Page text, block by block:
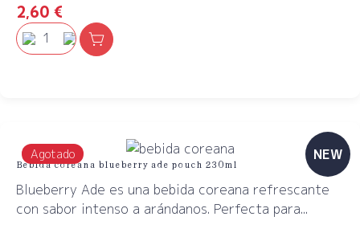
2,60 €
Agotado NEW
Bebida coreana blueberry ade pouch 230ml
Blueberry Ade es una bebida coreana refrescante
con sabor intenso a arándanos. Perfecta para...